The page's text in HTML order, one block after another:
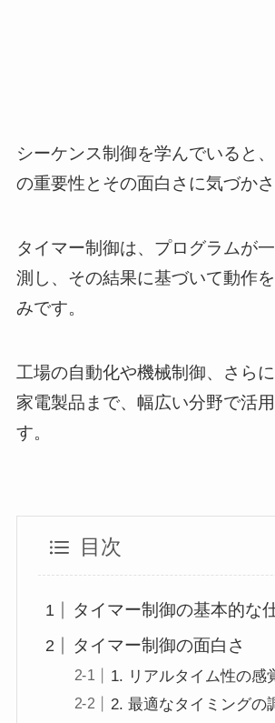
シーケンス制御を学んでいると
の重要性とその面白さに気づかさ
タイマー制御は、プログラムが
測し、その結果に基づいて動作
みです。
工場の自動化や機械制御、さら
家電製品まで、幅広い分野で活
す。
目次
タイマー制御の基本的な
タイマー制御の面白さ
1. リアルタイム性の感
2. 最適なタイミングの